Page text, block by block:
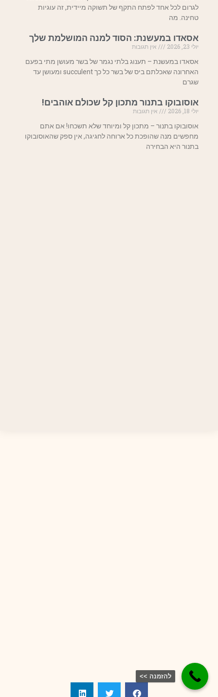
לגרום לכל אחד לפתח התקף של תשוקה מיידית, זה עוגיות
טחינה. מה
אסאדו במעשנת: הסוד למנה המושלמת שלך
יולי 23, 2026
אין תגובות
אסאדו במעשנת – תענוג בלתי נגמר של בשר מעושן מתי בפעם
האחרונה שאכלתם ביס של בשר כל כך succulent ומעושן עד
שגרם
אוסובוקו בתנור מתכון קל שכולם אוהבים!
יולי 18, 2026
אין תגובות
אוסובוקו בתנור – מתכון קל ומיוחד שלא תשכחו! אם אתם
מחפשים מנה שהופכת כל ארוחה לחגיגה, אין ספק שהאוסובוקו
בתנור היא הבחירה
להזמנה >>